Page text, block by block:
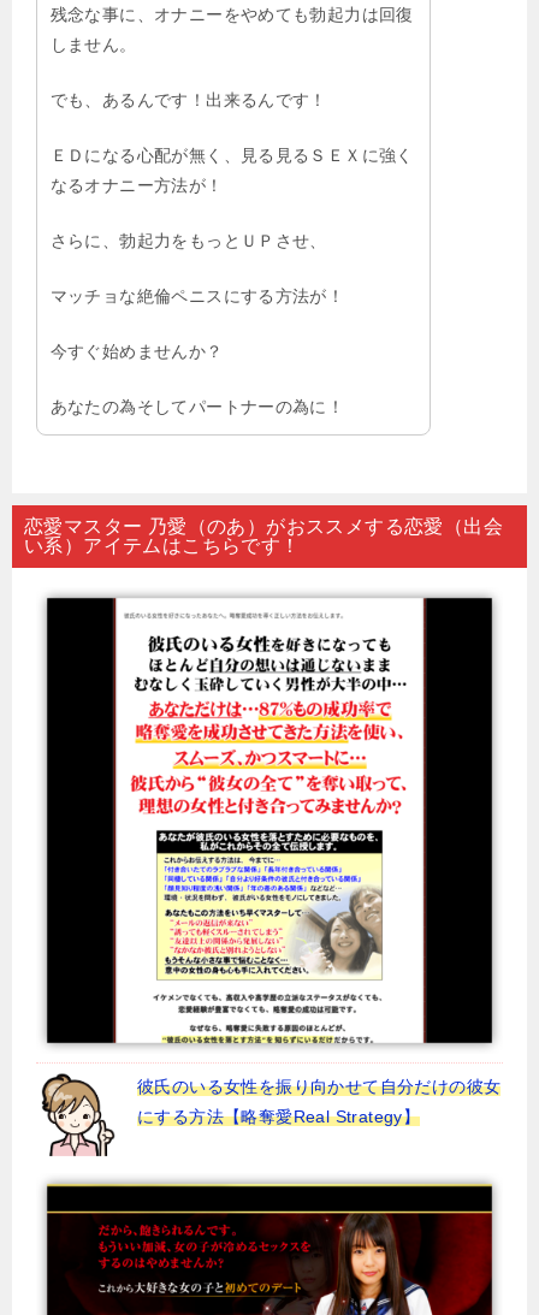
残念な事に、オナニーをやめても勃起力は回復
しません。
でも、あるんです！出来るんです！
ＥＤになる心配が無く、見る見るＳＥＸに強く
なるオナニー方法が！
さらに、勃起力をもっとＵＰさせ、
マッチョな絶倫ペニスにする方法が！
今すぐ始めませんか？
あなたの為そしてパートナーの為に！
恋愛マスター 乃愛（のあ）がおススメする恋愛（出会
い系）アイテムはこちらです！
彼氏のいる女性を振り向かせて自分だけの彼女
にする方法【略奪愛Real Strategy】